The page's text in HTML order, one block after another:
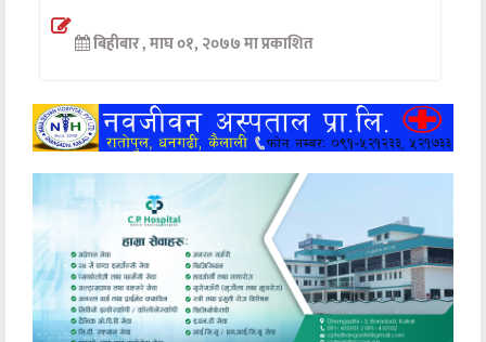
अन्तर्वार्ता
खेलकुद
मनोरञ्जन
अन्य
बिहीबार , माघ ०१, २०७७ मा प्रकाशित